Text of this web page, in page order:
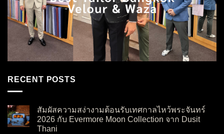
RECENT POSTS
สัมผัสความสง่างามต้อนรับเทศกาลไหว้พระจันทร์
2026 กับ Evermore Moon Collection จาก Dusit
Thani